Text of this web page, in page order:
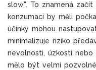
slow". To znamená začít
konzumaci by měli
účinky mohou
minimalizuje riziko
nevolnosti, úzkosti
mělo být velmi